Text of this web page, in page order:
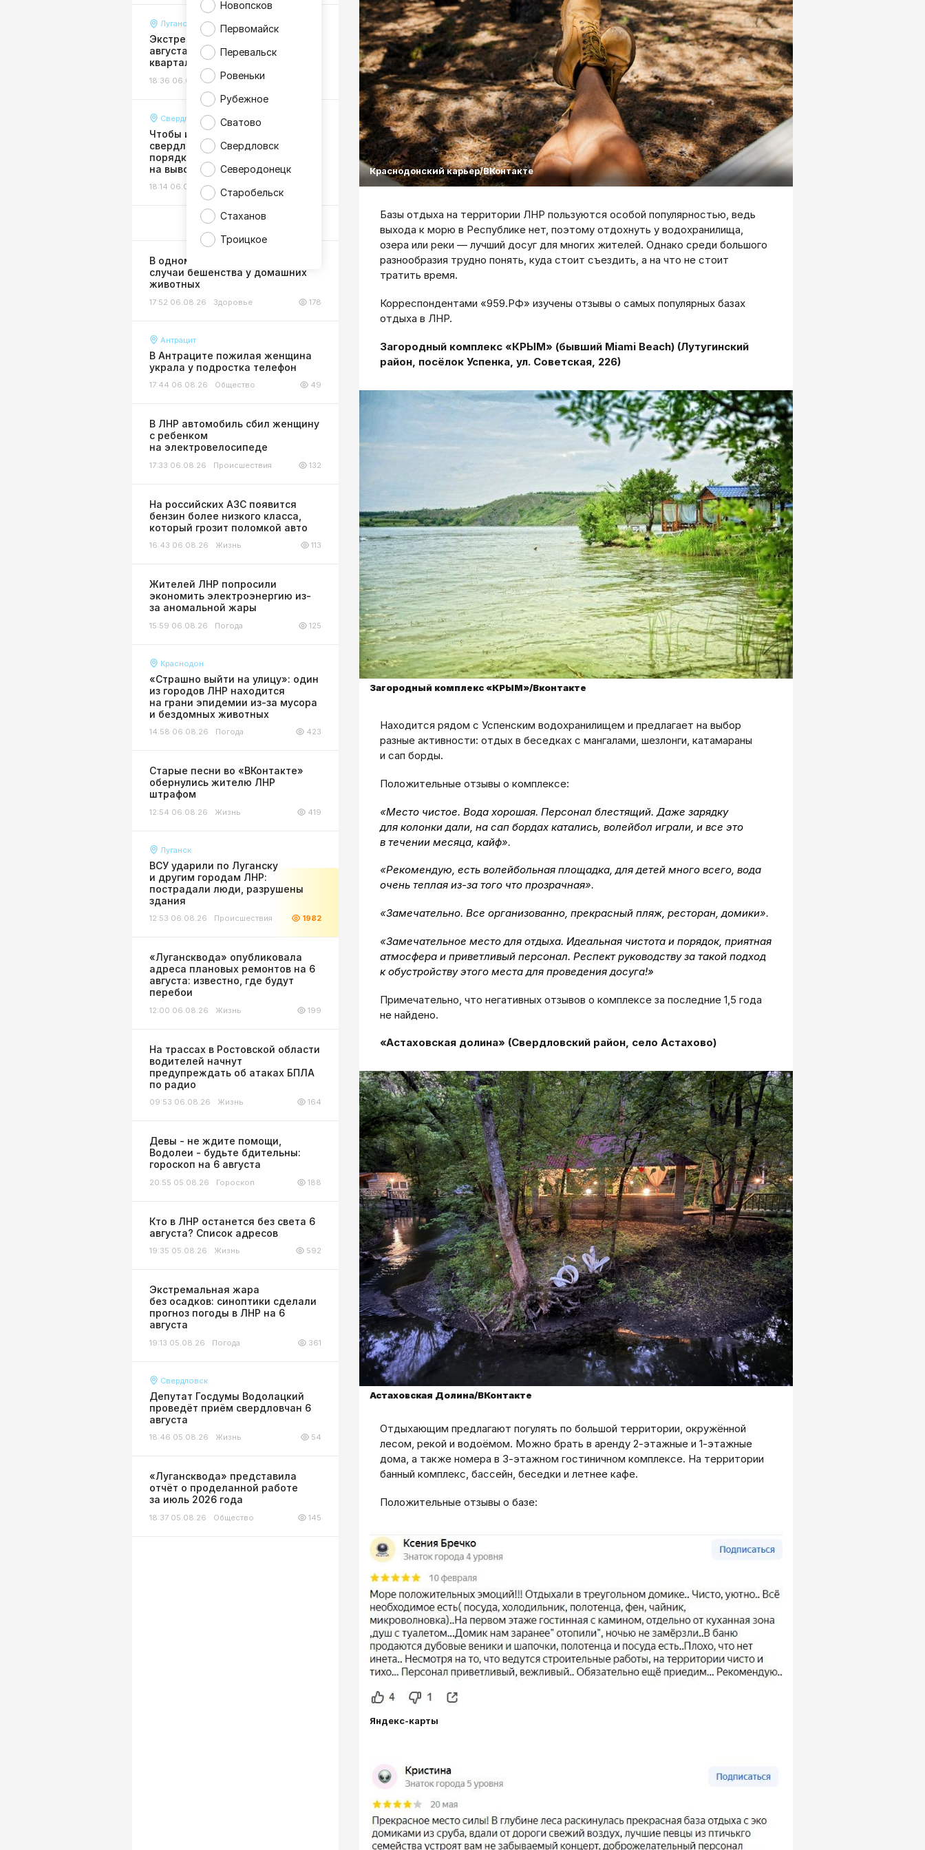
Новопсков
Первомайск
Перевальск
Ровеньки
Рубежное
Сватово
Свердловск
Северодонецк
Старобельск
Стаханов
Троицкое
Луганск
Экстренное отключение воды 6
августа затронуло многие
кварталы и улицы Луганска
18:36 06.08.26 Жизнь
Свердловск
Чтобы избежать долгов:
свердловчан призвали в срочном
порядке оформить договоры
на вывоз мусора
18:14 06.08.26 Жизнь
В одном из районов ЛНР выявили
случаи бешенства у домашних
животных
17:52 06.08.26 Здоровье 178
Антрацит
В Антраците пожилая женщина
украла у подростка телефон
17:44 06.08.26 Общество 49
В ЛНР автомобиль сбил женщину
с ребенком
на электровелосипеде
17:33 06.08.26 Происшествия 132
На российских АЗС появится
бензин более низкого класса,
который грозит поломкой авто
16:43 06.08.26 Жизнь 113
Жителей ЛНР попросили
экономить электроэнергию из-
за аномальной жары
15:59 06.08.26 Погода 125
Краснодон
«Страшно выйти на улицу»: один
из городов ЛНР находится
на грани эпидемии из-за мусора
и бездомных животных
14:58 06.08.26 Погода 423
Старые песни во «ВКонтакте»
обернулись жителю ЛНР
штрафом
12:54 06.08.26 Жизнь 419
Луганск
ВСУ ударили по Луганску
и другим городам ЛНР:
пострадали люди, разрушены
здания
12:53 06.08.26 Происшествия 1982
«Лугансквода» опубликовала
адреса плановых ремонтов на 6
августа: известно, где будут
перебои
12:00 06.08.26 Жизнь 199
На трассах в Ростовской области
водителей начнут
предупреждать об атаках БПЛА
по радио
09:53 06.08.26 Жизнь 164
Девы - не ждите помощи,
Водолеи - будьте бдительны:
гороскоп на 6 августа
20:55 05.08.26 Гороскоп 188
Кто в ЛНР останется без света 6
августа? Список адресов
19:35 05.08.26 Жизнь 592
Экстремальная жара
без осадков: синоптики сделали
прогноз погоды в ЛНР на 6
августа
19:13 05.08.26 Погода 361
Свердловск
Депутат Госдумы Водолацкий
проведёт приём свердловчан 6
августа
18:46 05.08.26 Жизнь 54
«Лугансквода» представила
отчёт о проделанной работе
за июль 2026 года
18:37 05.08.26 Общество 145
Краснодонский карьер/ВКонтакте
Базы отдыха на территории ЛНР пользуются особой популярностью, ведь
выхода к морю в Республике нет, поэтому отдохнуть у водохранилища,
озера или реки — лучший досуг для многих жителей. Однако среди большого
разнообразия трудно понять, куда стоит съездить, а на что не стоит
тратить время.
Корреспондентами «959.РФ» изучены отзывы о самых популярных базах
отдыха в ЛНР.
Загородный комплекс «КРЫМ» (бывший Miami Beach) (Лутугинский
район, посёлок Успенка, ул. Советская, 226)
Загородный комплекс «КРЫМ»/Вконтакте
Находится рядом с Успенским водохранилищем и предлагает на выбор
разные активности: отдых в беседках с мангалами, шезлонги, катамараны
и сап борды.
Положительные отзывы о комплексе:
«Место чистое. Вода хорошая. Персонал блестящий. Даже зарядку
для колонки дали, на сап бордах катались, волейбол играли, и все это
в течении месяца, кайф».
«Рекомендую, есть волейбольная площадка, для детей много всего, вода
очень теплая из-за того что прозрачная».
«Замечательно. Все организованно, прекрасный пляж, ресторан, домики».
«Замечательное место для отдыха. Идеальная чистота и порядок, приятная
атмосфера и приветливый персонал. Респект руководству за такой подход
к обустройству этого места для проведения досуга!»
Примечательно, что негативных отзывов о комплексе за последние 1,5 года
не найдено.
«Астаховская долина» (Свердловский район, село Астахово)
Астаховская Долина/ВКонтакте
Отдыхающим предлагают погулять по большой территории, окружённой
лесом, рекой и водоёмом. Можно брать в аренду 2-этажные и 1-этажные
дома, а также номера в 3-этажном гостиничном комплексе. На территории
банный комплекс, бассейн, беседки и летнее кафе.
Положительные отзывы о базе:
Яндекс-карты